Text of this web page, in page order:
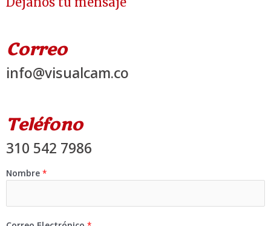
Correo
info@visualcam.co
Teléfono
310 542 7986
Nombre *